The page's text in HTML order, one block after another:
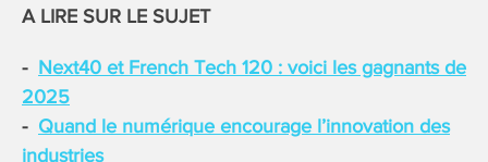
A LIRE SUR LE SUJET
Next40 et French Tech 120 : voici les gagnants de
2025
Quand le numérique encourage l’innovation des
industries